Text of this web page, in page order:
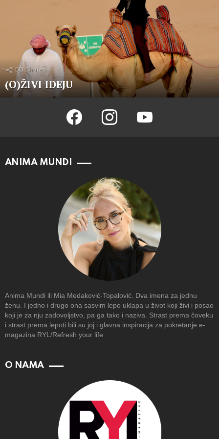
50 Shares
(O)ŽIVI IDEJU
facebook instagram youtube
ANIMA MUNDI
Anima Mundi ili Mia Medaković-Topalović. Dva imena za jednu
ženu. I jedno i drugo ona sasvim lepo uklapa u život koji živi i posao
koji je za nju zadovoljstvo, pa ga tako i naziva. Strast prema čoveku
i strast prema lepoti bili su joj i glavna inspiracija za pokretanje e-
magazina RYL/Refresh your life
O NAMA